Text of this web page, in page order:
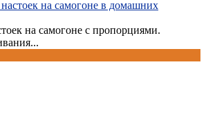
на самогоне в домашних
на самогоне с пропорциями.